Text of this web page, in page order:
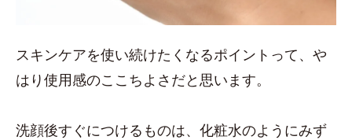
スキンケアを使い続けたくなるポイントって、や
はり使用感のここちよさだと思います。
洗顔後すぐにつけるものは、化粧水のようにみず